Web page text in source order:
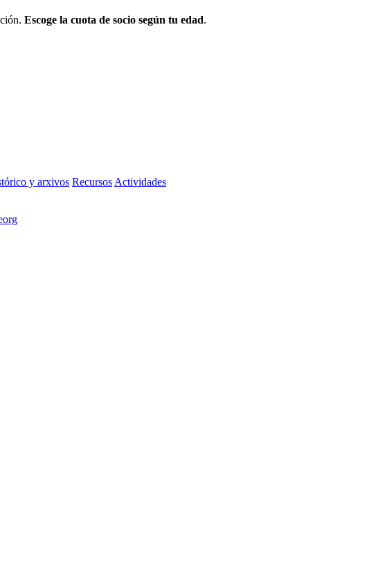
Escoge la cuota de socio según tu edad.
y arxivos Recursos Actividades